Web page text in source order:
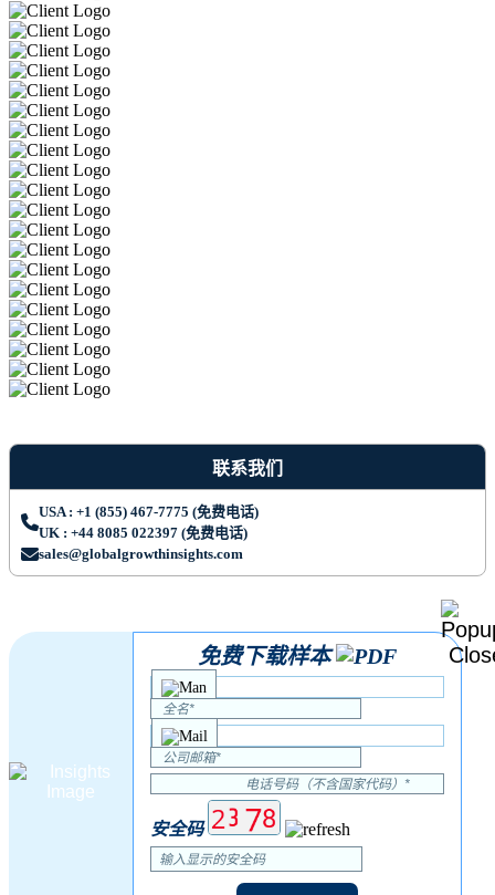
联系我们
USA : +1 (855) 467-7775 (免费电话)
UK : +44 8085 022397 (免费电话)
sales@globalgrowthinsights.com
免费下载样本
安全码